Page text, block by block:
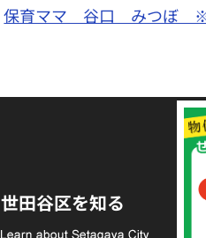
保育ママ 谷口 みつぼ ※
世田谷区を知る
支援金の募集につい
て